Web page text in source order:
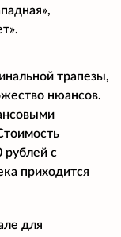
трапезы,
нюансов.
рублей с
приходится
для